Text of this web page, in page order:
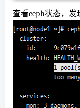
查看ceph状态，发